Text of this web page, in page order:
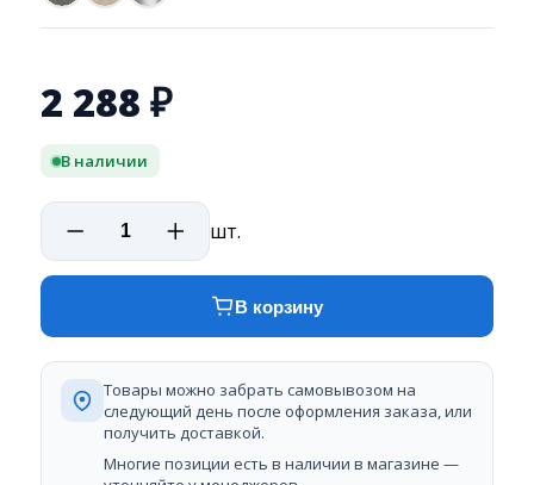
2 288 ₽
В наличии
шт.
В корзину
Товары можно забрать самовывозом на
следующий день после оформления заказа, или
получить доставкой.
Многие позиции есть в наличии в магазине —